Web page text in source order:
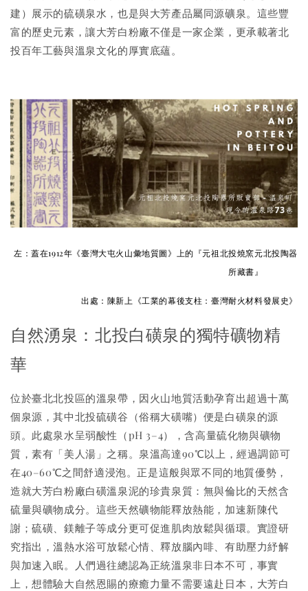
建）展示的硫磺泉水，也是與大芳產品屬同源礦泉。這些豐
富的歷史元素，讓大芳白粉廠不僅是一家企業，更承載著北
投百年工藝與溫泉文化的厚實底蘊。
左：蓋在1912年《臺灣大屯火山彙地質圖》上的『元祖北投燒窯元北投陶器
所藏書』
出處：陳新上《工業的幕後支柱：臺灣耐火材料發展史》
自然湧泉：北投白磺泉的獨特礦物精
華
位於臺北北投區的溫泉帶，因火山地質活動孕育出超過十萬
個泉源，其中北投硫磺谷（俗稱大磺嘴）便是白磺泉的源
頭。此處泉水呈弱酸性（pH 3–4），含高量硫化物與礦物
質，素有「美人湯」之稱。泉溫高達90℃以上，經過調節可
在40–60℃之間舒適浸泡。正是這般與眾不同的地質優勢，
造就大芳白粉廠白磺溫泉泥的珍貴泉質：無與倫比的天然含
硫量與礦物成分。這些天然礦物能釋放熱能，加速新陳代
謝；硫磺、鎂離子等成分更可促進肌肉放鬆與循環。實證研
究指出，溫熱水浴可放鬆心情、釋放腦內啡、有助壓力紓解
與加速入眠。人們過往總認為正統溫泉非日本不可，事實
上，想體驗大自然恩賜的療癒力量不需要遠赴日本，大芳白